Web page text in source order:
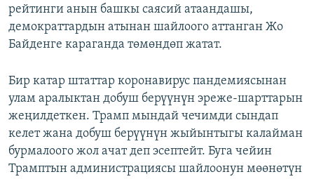
рейтинги анын башкы саясий атаандашы,
демократтардын атынан шайлоого аттанган Жо
Байденге караганда төмөндөп жатат.
Бир катар штаттар коронавирус пандемиясынан
улам аралыктан добуш берүүнүн эреже-шарттарын
жеңилдеткен. Трамп мындай чечимди сындап
келет жана добуш берүүнүн жыйынтыгы калайман
бурмалоого жол ачат деп эсептейт. Буга чейин
Трамптын администрациясы шайлоонун мөөнөтүн